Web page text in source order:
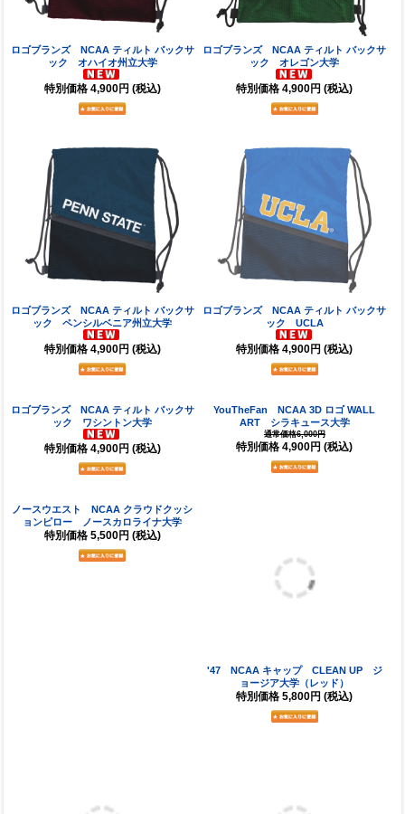
ロゴブランズ NCAA ティルト バックサ
ック オハイオ州立大学
特別価格 4,900円 (税込)
ロゴブランズ NCAA ティルト バックサ
ック オレゴン大学
特別価格 4,900円 (税込)
ロゴブランズ NCAA ティルト バックサ
ック ペンシルベニア州立大学
特別価格 4,900円 (税込)
ロゴブランズ NCAA ティルト バックサ
ック UCLA
特別価格 4,900円 (税込)
YouTheFan NCAA 3D ロゴ WALL
ART シラキュース大学
通常価格6,000円